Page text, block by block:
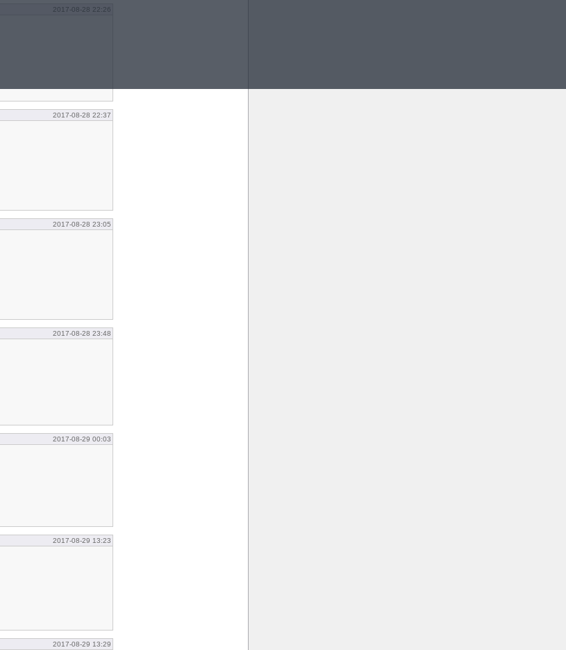
2017-08-28 22:26
2017-08-28 22:37
2017-08-28 23:05
2017-08-28 23:48
2017-08-29 00:03
2017-08-29 13:23
2017-08-29 13:29